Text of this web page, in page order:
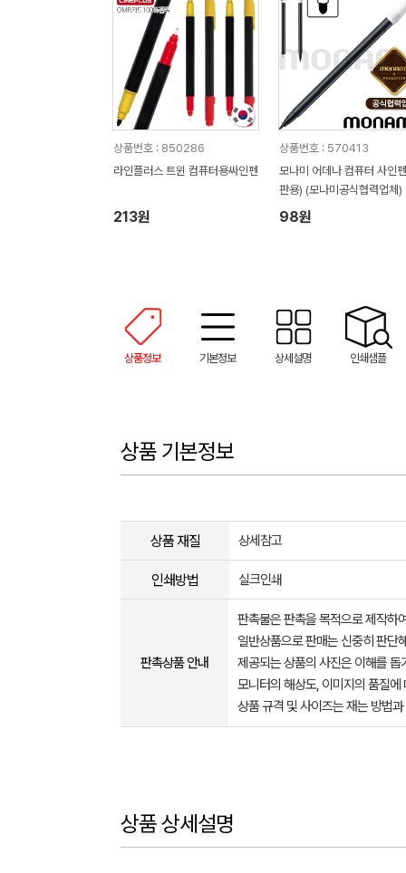
상품번호 : 850286
라인플러스 트윈 컴퓨터용싸인펜
213원
상품번호 : 570413
모나미 어데나 컴퓨터 사인
판용) (모나미공식협력업체)
98원
상품정보 기본정보 상세설명 인쇄샘플
상품 기본정보
상품 재질 상세참고
인쇄방법 실크인쇄
판촉상품 안내
판촉물은 판촉을 목적으로 제작하
일반상품으로 판매는 신중히 판단
제공되는 상품의 사진은 이해를
모니터의 해상도, 이미지의 품질
상품 규격 및 사이즈는 재는 방법
상품 상세설명